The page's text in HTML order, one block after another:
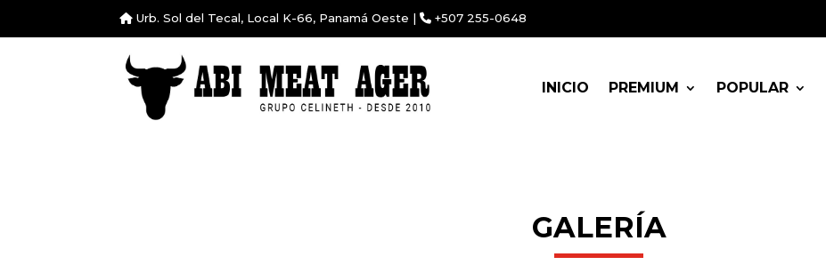
Urb. Sol del Tecal, Local K-66, Panamá Oeste | +507 255-0648
INICIO PREMIUM POPULAR
GALERÍA